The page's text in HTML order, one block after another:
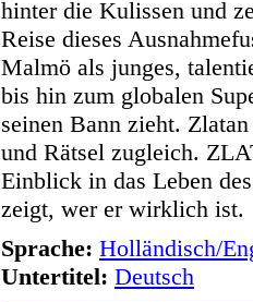
hinter die Kulissen und
Reise dieses
Malmö als junges,
bis hin zum globalen
seinen Bann zieht.
und Rätsel zugleich.
Einblick in das Leben
zeigt, wer er wirklich ist.
Sprache: Holländisch/
Untertitel: Deutsch